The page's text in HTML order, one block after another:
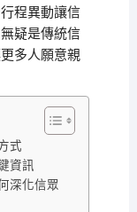
程異動讓信
疑是傳統信
多人願意親
式
資訊
深化信眾